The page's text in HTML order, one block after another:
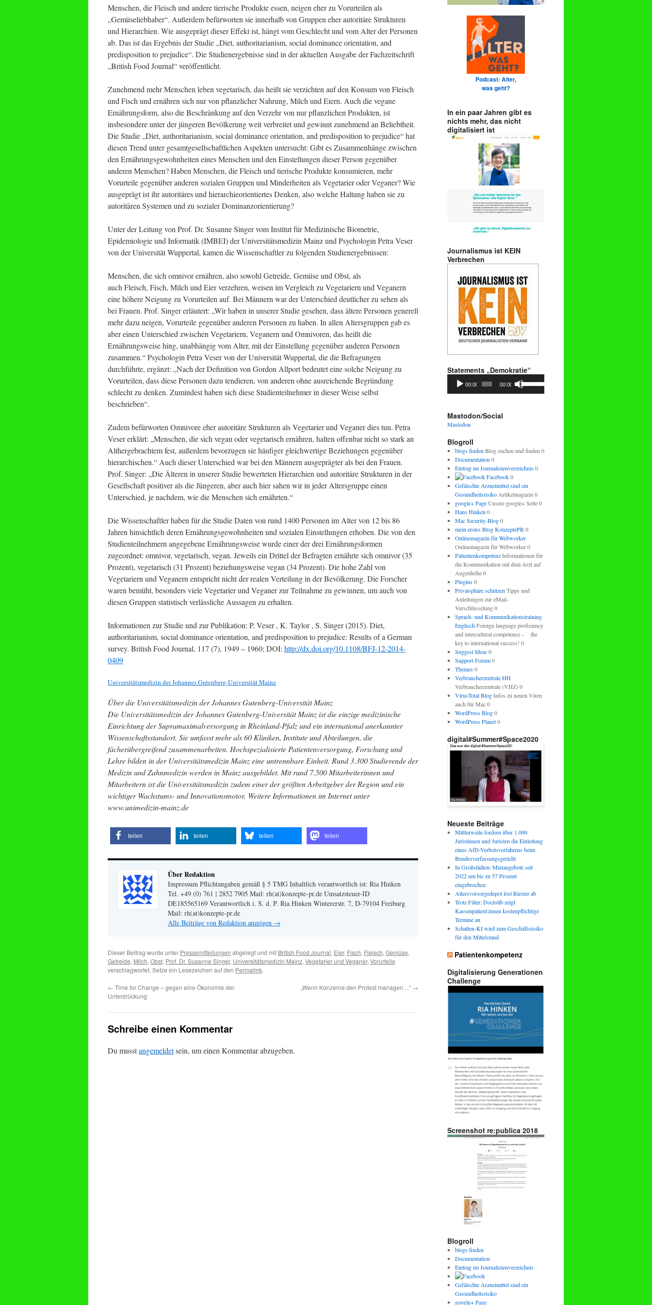
Menschen, die Fleisch und andere tierische Produkte essen, neigen eher zu Vorurteilen als
„Gemüseliebhaber“. Außerdem befürworten sie innerhalb von Gruppen eher autoritäre Strukturen
und Hierarchien. Wie ausgeprägt dieser Effekt ist, hängt vom Geschlecht und vom Alter der Personen
ab. Das ist das Ergebnis der Studie „Diet, authoritarianism, social dominance orientation, and
predisposition to prejudice“. Die Studienergebnisse sind in der aktuellen Ausgabe der Fachzeitschrift
„British Food Journal“ veröffentlicht.
Zunehmend mehr Menschen leben vegetarisch, das heißt sie verzichten auf den Konsum von Fleisch
und Fisch und ernähren sich nur von pflanzlicher Nahrung, Milch und Eiern. Auch die vegane
Ernährungsform, also die Beschränkung auf den Verzehr von nur pflanzlichen Produkten, ist
insbesondere unter der jüngeren Bevölkerung weit verbreitet und gewinnt zunehmend an Beliebtheit.
Die Studie „Diet, authoritarianism, social dominance orientation, and predisposition to prejudice“ hat
diesen Trend unter gesamtgesellschaftlichen Aspekten untersucht: Gibt es Zusammenhänge zwischen
den Ernährungsgewohnheiten eines Menschen und den Einstellungen dieser Person gegenüber
anderen Menschen? Haben Menschen, die Fleisch und tierische Produkte konsumieren, mehr
Vorurteile gegenüber anderen sozialen Gruppen und Minderheiten als Vegetarier oder Veganer? Wie
ausgeprägt ist ihr autoritäres und hierarchieorientiertes Denken, also welche Haltung haben sie zu
autoritären Systemen und zu sozialer Dominanzorientierung?
Unter der Leitung von Prof. Dr. Susanne Singer vom Institut für Medizinische Biometrie,
Epidemiologie und Informatik (IMBEI) der Universitätsmedizin Mainz und Psychologin Petra Veser
von der Universität Wuppertal, kamen die Wissenschaftler zu folgenden Studienergebnissen:
Menschen, die sich omnivor ernähren, also sowohl Getreide, Gemüse und Obst, als
auch Fleisch, Fisch, Milch und Eier verzehren, weisen im Vergleich zu Vegetariern und Veganern
eine höhere Neigung zu Vorurteilen auf. Bei Männern war der Unterschied deutlicher zu sehen als
bei Frauen. Prof. Singer erläutert: „Wir haben in unserer Studie gesehen, dass ältere Personen generell
mehr dazu neigen, Vorurteile gegenüber anderen Personen zu haben. In allen Altersgruppen gab es
aber einen Unterschied zwischen Vegetariern, Veganern und Omnivoren, das heißt die
Ernährungsweise hing, unabhängig vom Alter, mit der Einstellung gegenüber anderen Personen
zusammen.“ Psychologin Petra Veser von der Universität Wuppertal, die die Befragungen
durchführte, ergänzt: „Nach der Definition von Gordon Allport bedeutet eine solche Neigung zu
Vorurteilen, dass diese Personen dazu tendieren, von anderen ohne ausreichende Begründung
schlecht zu denken. Zumindest haben sich diese Studienteilnehmer in dieser Weise selbst
beschrieben“.
Zudem befürworten Omnivore eher autoritäre Strukturen als Vegetarier und Veganer dies tun. Petra
Veser erklärt: „Menschen, die sich vegan oder vegetarisch ernähren, halten offenbar nicht so stark an
Althergebrachtem fest, außerdem bevorzugen sie häufiger gleichwertige Beziehungen gegenüber
hierarchischen.“ Auch dieser Unterschied war bei den Männern ausgeprägter als bei den Frauen.
Prof. Singer: „Die Älteren in unserer Studie bewerteten Hierarchien und autoritäre Strukturen in der
Gesellschaft positiver als die Jüngeren, aber auch hier sahen wir in jeder Altersgruppe einen
Unterschied, je nachdem, wie die Menschen sich ernährten.“
Die Wissenschaftler haben für die Studie Daten von rund 1400 Personen im Alter von 12 bis 86
Jahren hinsichtlich deren Ernährungsgewohnheiten und sozialen Einstellungen erhoben. Die von den
Studienteilnehmern angegebene Ernährungsweise wurde einer der drei Ernährungsformen
zugeordnet: omnivor, vegetarisch, vegan. Jeweils ein Drittel der Befragten ernährte sich omnivor (35
Prozent), vegetarisch (31 Prozent) beziehungsweise vegan (34 Prozent). Die hohe Zahl von
Vegetariern und Veganern entspricht nicht der realen Verteilung in der Bevölkerung. Die Forscher
waren bemüht, besonders viele Vegetarier und Veganer zur Teilnahme zu gewinnen, um auch von
diesen Gruppen statistisch verlässliche Aussagen zu erhalten.
Informationen zur Studie und zur Publikation: P. Veser , K. Taylor , S. Singer (2015). Diet,
authoritarianism, social dominance orientation, and predisposition to prejudice: Results of a German
survey. British Food Journal, 117 (7), 1949 – 1960; DOI: http://dx.doi.org/10.1108/BFJ-12-2014-
0409
Universitätsmedizin der Johannes Gutenberg-Universität Mainz
Über die Universitätsmedizin der Johannes Gutenberg-Universität Mainz
Die Universitätsmedizin der Johannes Gutenberg-Universität Mainz ist die einzige medizinische
Einrichtung der Supramaximalversorgung in Rheinland-Pfalz und ein international anerkannter
Wissenschaftsstandort. Sie umfasst mehr als 60 Kliniken, Institute und Abteilungen, die
fächerübergreifend zusammenarbeiten. Hochspezialisierte Patientenversorgung, Forschung und
Lehre bilden in der Universitätsmedizin Mainz eine untrennbare Einheit. Rund 3.300 Studierende der
Medizin und Zahnmedizin werden in Mainz ausgebildet. Mit rund 7.500 Mitarbeiterinnen und
Mitarbeitern ist die Universitätsmedizin zudem einer der größten Arbeitgeber der Region und ein
wichtiger Wachstums- und Innovationsmotor. Weitere Informationen im Internet unter
www.unimedizin-mainz.de
teilen teilen teilen teilen
Über Redaktion
Impressum Pflichtangaben gemäß § 5 TMG Inhaltlich verantwortlich ist: Ria Hinken
Tel. +49 (0) 761 | 2852 7905 Mail: rh(at)konzepte-pr.de Umsatzsteuer-ID
DE185565169 Verantwortlich i. S. d. P. Ria Hinken Wintererstr. 7, D-79104 Freiburg
Mail: rh(at)konzepte-pr.de
Alle Beiträge von Redaktion anzeigen →
Dieser Beitrag wurde unter Pressemitteilungen abgelegt und mit British Food Journal, Eier, Fisch, Fleisch, Gemüse,
Getreide, Milch, Obst, Prof. Dr. Susanne Singer, Universitätsmedizin Mainz, Vegetarier und Veganer, Vorurteile
verschlagwortet. Setze ein Lesezeichen auf den Permalink.
← Time for Change – gegen eine Ökonomie der
Unterdrückung
„Wenn Konzerne den Protest managen…“ →
Schreibe einen Kommentar
Du musstangemeldetsein, um einen Kommentar abzugeben.
Podcast: Alter,
was geht?
In ein paar Jahren gibt es
nichts mehr, das nicht
digitalisiert ist
Journalismus ist KEIN
Verbrechen
Statements „Demokratie“
Audio-
Player
00:00 00:00
Hoch/Runter
benutzen,
Mastodon/Social
Mastodon
Blogroll
blogs finden Blog suchen und finden 0
Documentation 0
Eintrag im Journalistenverzeichnis0
Facebook0
Gefälschte Arzneimittel sind ein
GesundheitsrisikoArtikelmagazin 0
google+ PageUnsere google+ Seite 0
Hans Hinken 0
Mac Security-Blog0
mein erstes Blog KonzeptePR 0
Onlinemagazin für Webworker
Onlinemagazin für Webworker 0
PatientenkompetenzInformationen für
die Kommunikation mit dem Arzt auf
Augenhöhe 0
Plugins0
Privatsphäre schützen Tipps und
Anleitungen zur eMail-
Verschlüsselung 0
Sprach- und Kommunikationstraining
EnglischForeign language proficiency
and intercultural competence – the
key to international success! 0
Suggest Ideas0
Support Forum0
Themes0
Verbraucherzentrale HH
Verbraucherzentrale (VHZ) 0
VirusTotal BlogInfos zu neuen Viren
auch für Mac 0
WordPress Blog0
WordPress Planet0
digital#Summer#Space2020
Neueste Beiträge
Mittlerweile fordern über 1.000
Juristinnen und Juristen die Einleitung
eines AfD-Verbotsverfahrens beim
Bundesverfassungsgericht
In Großstädten: Mietangebote seit
2022 um bis zu 57 Prozent
eingebrochen
Altersvorsorgedepot löst Riester ab
Trotz Filter: Doctolib zeigt
Kassenpatient:innen kostenpflichtige
Termine an
Schatten-KI wird zum Geschäftsrisiko
für den Mittelstand
Patientenkompetenz
Digitalisierung Generationen
Challenge
Screenshot re:publica 2018
Blogroll
blogs finden
Documentation
Eintrag im Journalistenverzeichnis
Gefälschte Arzneimittel sind ein
Gesundheitsrisiko
google+ Page